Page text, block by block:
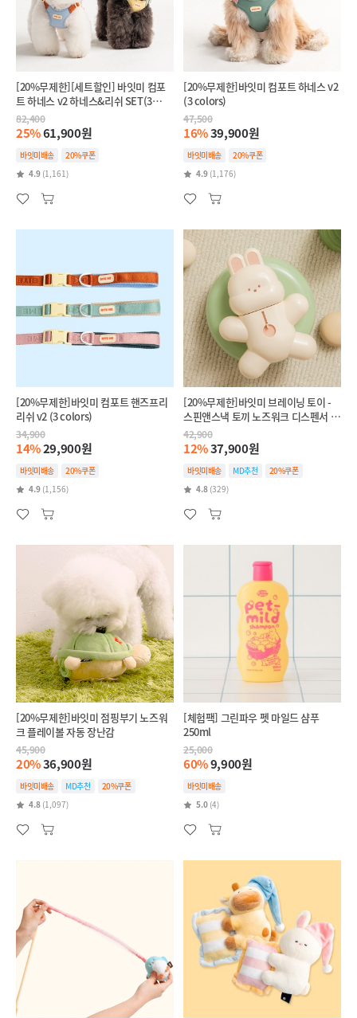
[20%무제한][세트할인] 바잇미 컴포
트 하네스 v2 하네스&리쉬 SET(3
colors)
82,400
25%61,900원
바잇미배송
20%쿠폰
4.9 (1,161)
[20%무제한]바잇미 컴포트 하네스 v2
(3 colors)
47,500
16%39,900원
바잇미배송
20%쿠폰
4.9 (1,176)
[20%무제한]바잇미 컴포트 핸즈프리
리쉬 v2 (3 colors)
34,900
14%29,900원
바잇미배송
20%쿠폰
4.9 (1,156)
[20%무제한]바잇미 브레이닝 토이 -
스핀앤스낵 토끼 노즈워크 디스펜서 장
난감
42,900
12%37,900원
바잇미배송 MD추천
20%쿠폰
4.8 (329)
[20%무제한]바잇미 점핑부기 노즈워
크 플레이볼 자동 장난감
45,900
20%36,900원
바잇미배송 MD추천
20%쿠폰
4.8 (1,097)
[체험팩] 그린파우 펫 마일드 샴푸
250ml
25,000
60%9,900원
바잇미배송
5.0 (4)